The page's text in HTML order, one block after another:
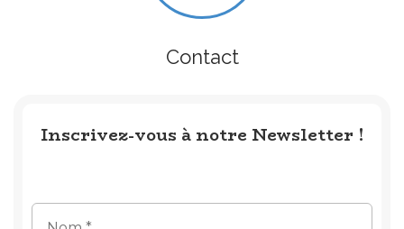
Contact
Inscrivez-vous à notre Newsletter !